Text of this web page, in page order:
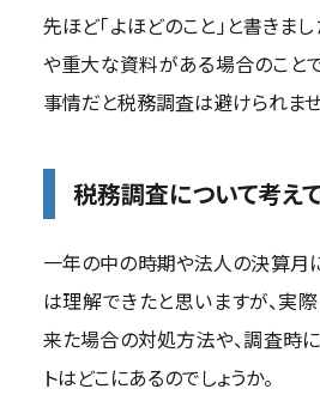
先ほど「よほどのこと」と書きま
や重大な資料がある場合のこと
事情だと税務調査は避けられませ
税務調査について考え
一年の中の時期や法人の決算月
は理解できたと思いますが、実
来た場合の対処方法や、調査時
トはどこにあるのでしょうか。